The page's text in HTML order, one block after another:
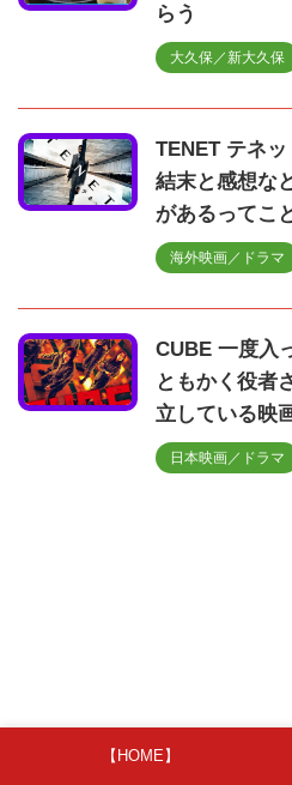
らう
大久保／新大久保
TENET テネ
結末と感想な
があるってこ
海外映画／ドラマ
CUBE 一度入
ともかく役者
立している映画
日本映画／ドラマ
【HOME】